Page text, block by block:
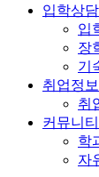
입학상담
입
장
기
취업정보
취
커뮤니티
학
자